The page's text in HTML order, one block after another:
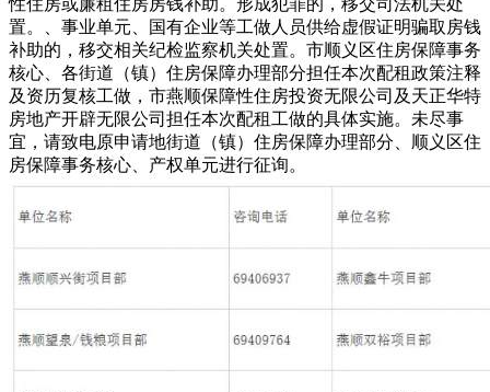
性住房或廉租住房房钱补助。形成犯罪的，移交司法机关处
置。、事业单元、国有企业等工做人员供给虚假证明骗取房钱
补助的，移交相关纪检监察机关处置。市顺义区住房保障事务
核心、各街道（镇）住房保障办理部分担任本次配租政策注释
及资历复核工做，市燕顺保障性住房投资无限公司及天正华特
房地产开辟无限公司担任本次配租工做的具体实施。未尽事
宜，请致电原申请地街道（镇）住房保障办理部分、顺义区住
房保障事务核心、产权单元进行征询。